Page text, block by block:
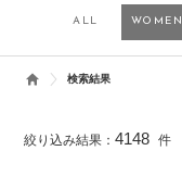
ALL WOMEN
検索結果
絞り込み結果：4148 件